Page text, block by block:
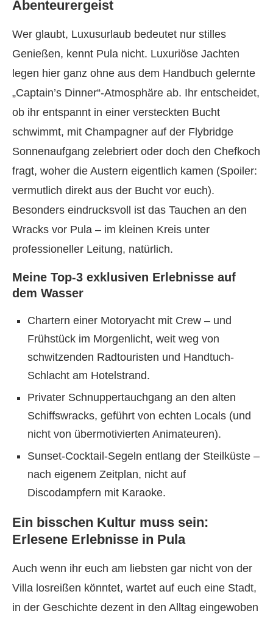
Abenteurergeist
Wer glaubt, Luxusurlaub bedeutet nur stilles
Genießen, kennt Pula nicht. Luxuriöse Jachten
legen hier ganz ohne aus dem Handbuch gelernte
„Captain’s Dinner“-Atmosphäre ab. Ihr entscheidet,
ob ihr entspannt in einer versteckten Bucht
schwimmt, mit Champagner auf der Flybridge
Sonnenaufgang zelebriert oder doch den Chefkoch
fragt, woher die Austern eigentlich kamen (Spoiler:
vermutlich direkt aus der Bucht vor euch).
Besonders eindrucksvoll ist das Tauchen an den
Wracks vor Pula – im kleinen Kreis unter
professioneller Leitung, natürlich.
Meine Top-3 exklusiven Erlebnisse auf
dem Wasser
Chartern einer Motoryacht mit Crew – und
Frühstück im Morgenlicht, weit weg von
schwitzenden Radtouristen und Handtuch-
Schlacht am Hotelstrand.
Privater Schnuppertauchgang an den alten
Schiffswracks, geführt von echten Locals (und
nicht von übermotivierten Animateuren).
Sunset-Cocktail-Segeln entlang der Steilküste –
nach eigenem Zeitplan, nicht auf
Discodampfern mit Karaoke.
Ein bisschen Kultur muss sein:
Erlesene Erlebnisse in Pula
Auch wenn ihr euch am liebsten gar nicht von der
Villa losreißen könntet, wartet auf euch eine Stadt,
in der Geschichte dezent in den Alltag eingewoben